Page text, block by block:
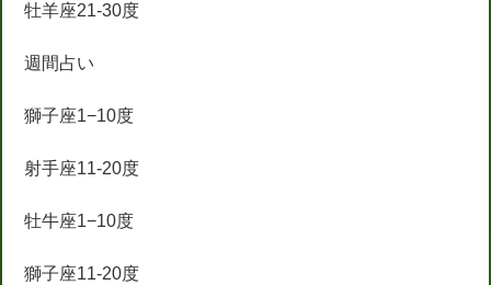
牡羊座21-30度
週間占い
獅子座1−10度
射手座11-20度
牡牛座1−10度
獅子座11-20度